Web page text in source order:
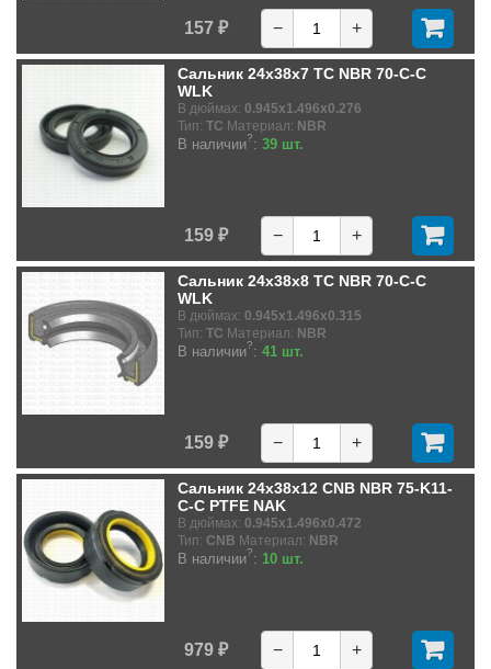
157 ₽ − +
Сальник 24x38x7 TC NBR 70-C-C
WLK
В дюймах: 0.945x1.496x0.276
Тип: TC Материал: NBR
В наличии?: 39 шт.
159 ₽ − +
Сальник 24x38x8 TC NBR 70-C-C
WLK
В дюймах: 0.945x1.496x0.315
Тип: TC Материал: NBR
В наличии?: 41 шт.
159 ₽ − +
Сальник 24x38x12 CNB NBR 75-K11-
C-C PTFE NAK
В дюймах: 0.945x1.496x0.472
Тип: CNB Материал: NBR
В наличии?: 10 шт.
979 ₽ − +